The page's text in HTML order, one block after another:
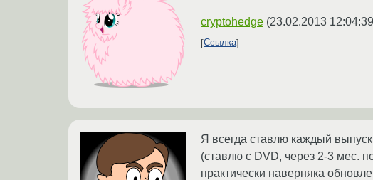
cryptohedge (23.02.2013
Ссылка
Я всегда ставлю каждый
(ставлю с DVD, через 2-3 мес.
практически наверняка